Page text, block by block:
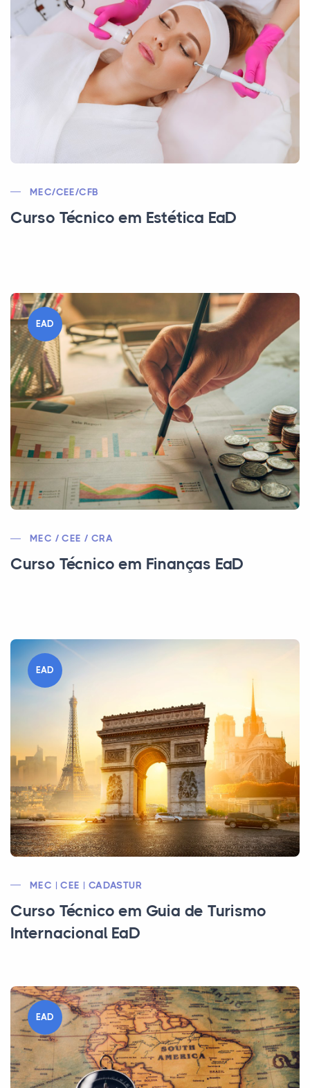
MEC/CEE/CFB
Curso Técnico em Estética EaD
EAD
MEC / CEE / CRA
Curso Técnico em Finanças EaD
EAD
MEC | CEE | CADASTUR
Curso Técnico em Guia de Turismo
Internacional EaD
EAD